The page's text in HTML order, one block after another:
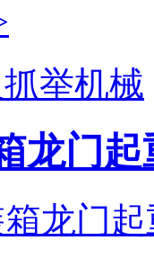
举机械
龙门起
龙门